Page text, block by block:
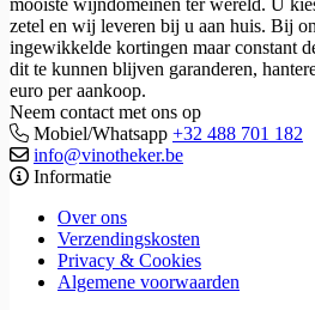
zetel en wij leveren bij u aan huis. Bij
ingewikkelde kortingen maar constant
dit te kunnen blijven garanderen,
euro per aankoop.
Neem contact met ons op
Mobiel/Whatsapp +32 488 701 182
info@vinotheker.be
Informatie
Over ons
Verzendingskosten
Privacy & Cookies
Algemene voorwaarden